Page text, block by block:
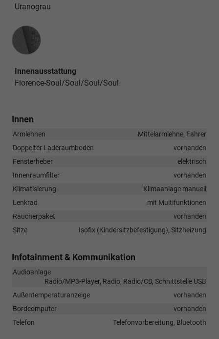
Uranograu
Innenausstattung
Innenausstattung
Florence-Soul/Soul/Soul/Soul
Innen
Armlehnen
Mittelarmlehne, Fahrer
Doppelter Laderaumboden
vorhanden
Fensterheber
elektrisch
Innenraumfilter
vorhanden
Klimatisierung
Klimaanlage manuell
Lenkrad
mit Multifunktionen
Raucherpaket
vorhanden
Sitze
Isofix (Kindersitzbefestigung), Sitzheizung
Infotainment & Kommunikation
Audioanlage
Radio/MP3-Player, Radio, Radio/CD, Schnittstelle USB
Außentemperaturanzeige
vorhanden
Bordcomputer
vorhanden
Telefon
Telefonvorbereitung, Bluetooth